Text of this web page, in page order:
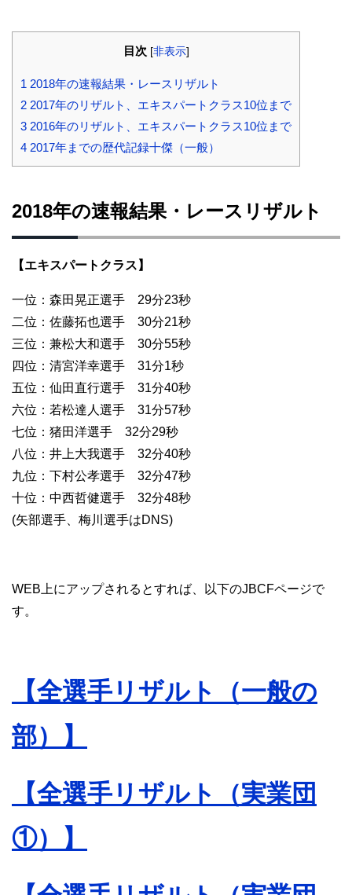
目次 [非表示]
1 2018年の速報結果・レースリザルト
2 2017年のリザルト、エキスパートクラス10位まで
3 2016年のリザルト、エキスパートクラス10位まで
4 2017年までの歴代記録十傑（一般）
2018年の速報結果・レースリザルト
【エキスパートクラス】
一位：森田晃正選手 29分23秒
二位：佐藤拓也選手 30分21秒
三位：兼松大和選手 30分55秒
四位：清宮洋幸選手 31分1秒
五位：仙田直行選手 31分40秒
六位：若松達人選手 31分57秒
七位：猪田洋選手 32分29秒
八位：井上大我選手 32分40秒
九位：下村公孝選手 32分47秒
十位：中西哲健選手 32分48秒
(矢部選手、梅川選手はDNS)
WEB上にアップされるとすれば、以下のJBCFページで
す。
【全選手リザルト（一般の
部）】
【全選手リザルト（実業団
①）】